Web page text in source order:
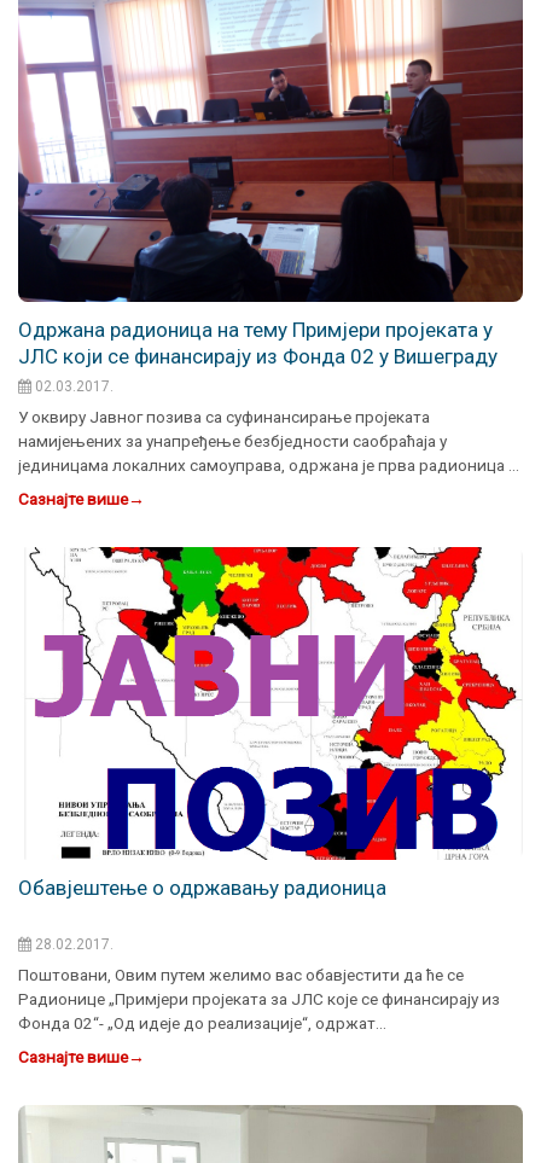
Одржана радионица на тему Примјери пројеката у
ЈЛС који се финансирају из Фонда 02 у Вишеграду
02.03.2017.
У оквиру Јавног позива са суфинансирање пројеката
намијењених за унапређење безбједности саобраћаја у
јединицама локалних самоуправа, одржана је прва радионица …
Сазнајте више→
Обавјештење о одржавању радионица
28.02.2017.
Поштовани, Овим путем желимо вас обавјестити да ће се
Радионице „Примјери пројеката за ЈЛС које се финансирају из
Фонда 02“- „Од идеје до реализације“, одржат…
Сазнајте више→